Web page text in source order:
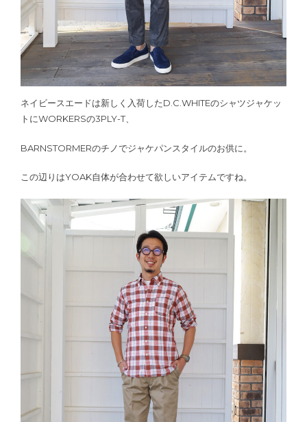
ネイビースエードは新しく入荷したD.C.WHITEのシャツジャケッ
トにWORKERSの3PLY-T、
BARNSTORMERのチノでジャケパンスタイルのお供に。
この辺りはYOAK自体が合わせて欲しいアイテムですね。